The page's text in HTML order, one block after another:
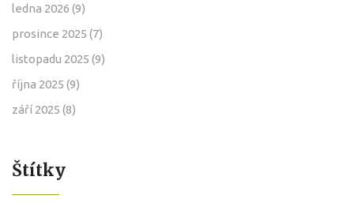
ledna 2026 (9)
prosince 2025 (7)
listopadu 2025 (9)
října 2025 (9)
září 2025 (8)
Štítky